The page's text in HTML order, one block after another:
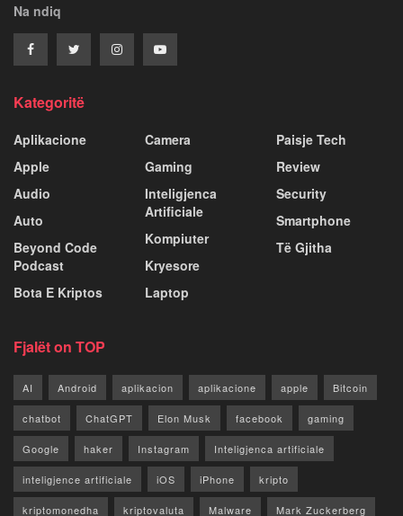
Na ndiq
Kategoritë
Aplikacione
Apple
Audio
Auto
Beyond Code
Podcast
Bota E Kriptos
Camera
Gaming
Inteligjenca
Artificiale
Kompiuter
Kryesore
Laptop
Paisje Tech
Review
Security
Smartphone
Të Gjitha
Fjalët on TOP
AI Android aplikacion aplikacione apple Bitcoin
chatbot ChatGPT Elon Musk facebook gaming
Google haker Instagram Inteligjenca artificiale
inteligjence artificiale iOS iPhone kripto
kriptomonedha kriptovaluta Malware Mark Zuckerberg